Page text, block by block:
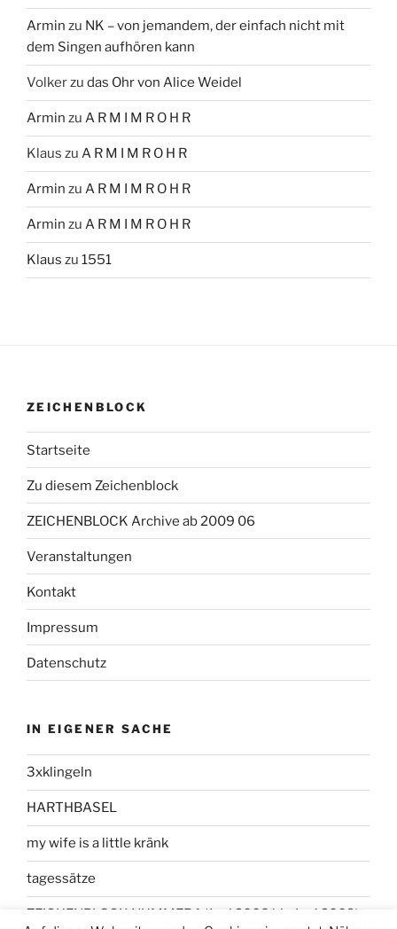
Armin zu NK – von jemandem, der einfach nicht mit
dem Singen aufhören kann
Volkerzu das Ohr von Alice Weidel
Armin zu A R M I M R O H R
Klaus zu A R M I M R O H R
Armin zu A R M I M R O H R
Armin zu A R M I M R O H R
Klaus zu 1551
ZEICHENBLOCK
Startseite
Zu diesem Zeichenblock
ZEICHENBLOCK Archive ab 2009 06
Veranstaltungen
Kontakt
Impressum
Datenschutz
IN EIGENER SACHE
3xklingeln
HARTHBASEL
my wife is a little kränk
tagessätze
ZEICHENBLOCK NUMMER 1 (Juni 2008 bis Juni 2009)